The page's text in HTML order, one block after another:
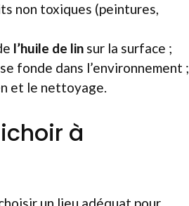
non toxiques (peintures,
l’huile de lin sur la surface ;
fonde dans l’environnement ;
et le nettoyage.
à
un lieu adéquat pour